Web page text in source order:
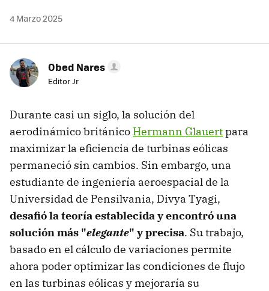
4 Marzo 2025
Obed Nares
Editor Jr
Durante casi un siglo, la solución del
aerodinámico británico Hermann Glauertpara
maximizar la eficiencia de turbinas eólicas
permaneció sin cambios. Sin embargo, una
estudiante de ingeniería aeroespacial de la
Universidad de Pensilvania, Divya Tyagi,
desafió la teoría establecida y encontró una
solución más "elegante" y precisa. Su trabajo,
basado en el cálculo de variaciones permite
ahora poder optimizar las condiciones de flujo
en las turbinas eólicas y mejoraría su